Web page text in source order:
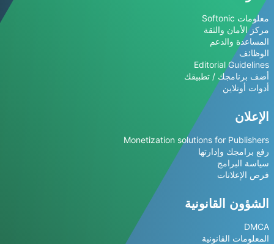
معلومات Softonic
مركز الأمان والثقة
المساعدة والدعم
الوظائف
Editorial Guidelines
أضف برنامجك / تطبيقك
أدوات أونلاين
الإعلان
Monetization solutions for Publishers
رفع برامجك وإدارتها
سياسة البرامج
فرص الإعلانات
الشؤون القانونية
DMCA
المعلومات القانونية